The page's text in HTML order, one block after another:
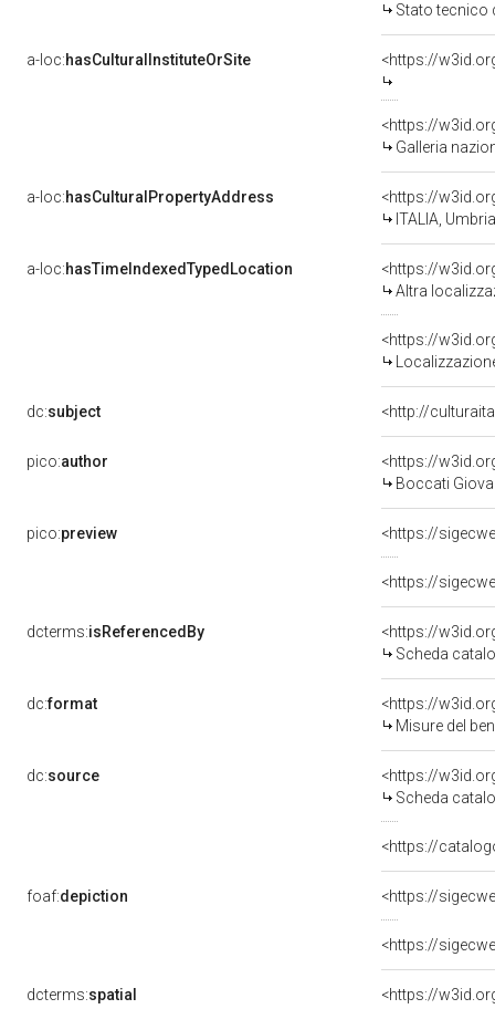
Stato tecnico
a-loc:hasCulturalInstituteOrSite <https://
<https://
Galleria
a-loc:hasCulturalPropertyAddress
<https://
ITALIA,
a-loc:hasTimeIndexedTypedLocation
<https://
Altra
<https://
dc:subject <http://
pico:author
<https://
Boccati
pico:preview <https://
<https://
dcterms:isReferencedBy
<https://
Scheda
dc:format
<https://
Misure del
dc:source
<https://
Scheda
<https://
foaf:depiction <https://
<https://
dcterms:spatial
<https://